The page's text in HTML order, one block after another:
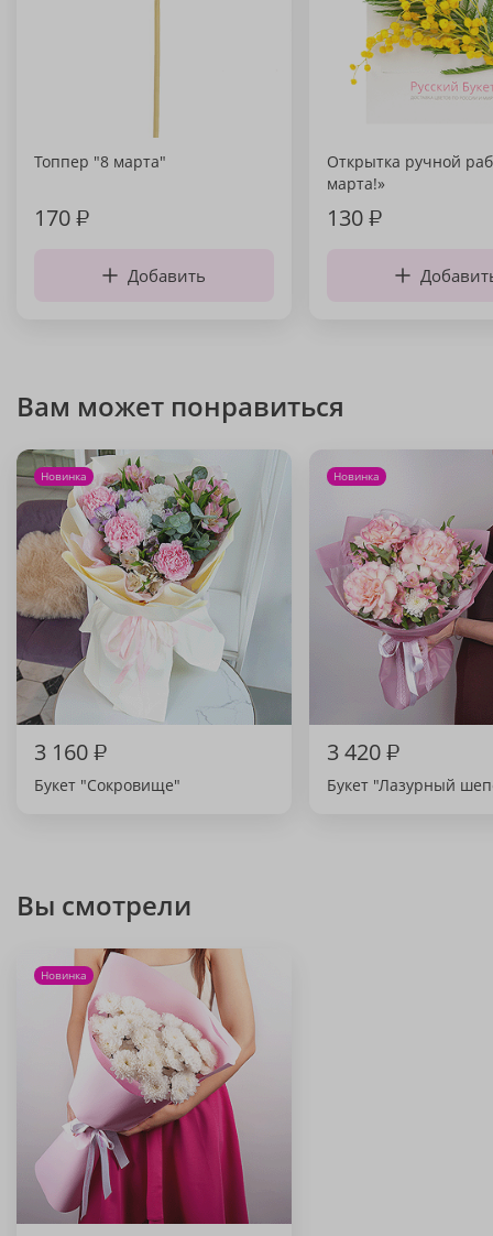
Топпер "8 марта"
170₽
Добавить
Открытка ручной
марта!»
130₽
Вам может понравиться
Новинка
3 160₽
Букет "Сокровище"
Новинка
3 420₽
Букет "Лазурный
Вы смотрели
Новинка